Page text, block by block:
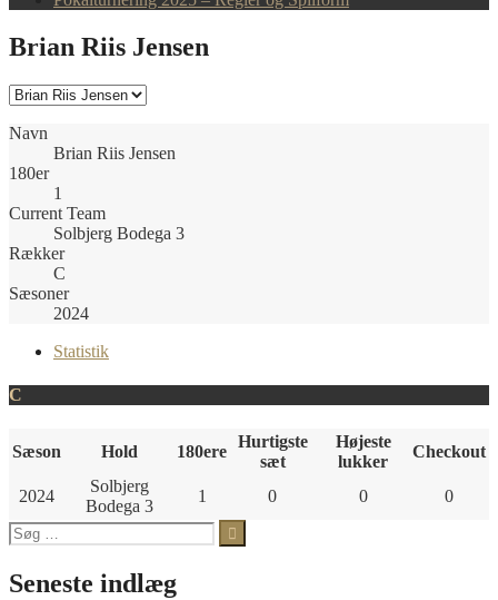
Brian Riis Jensen
Navn
Brian Riis Jensen
180er
1
Current Team
Solbjerg Bodega 3
Rækker
C
Sæsoner
2024
Statistik
C
Sæson Hold 180ere
Hurtigste
sæt
Højeste
lukker
Checkout
2024
Solbjerg
Bodega 3
1 0 0
0
Søg
efter:
Seneste indlæg